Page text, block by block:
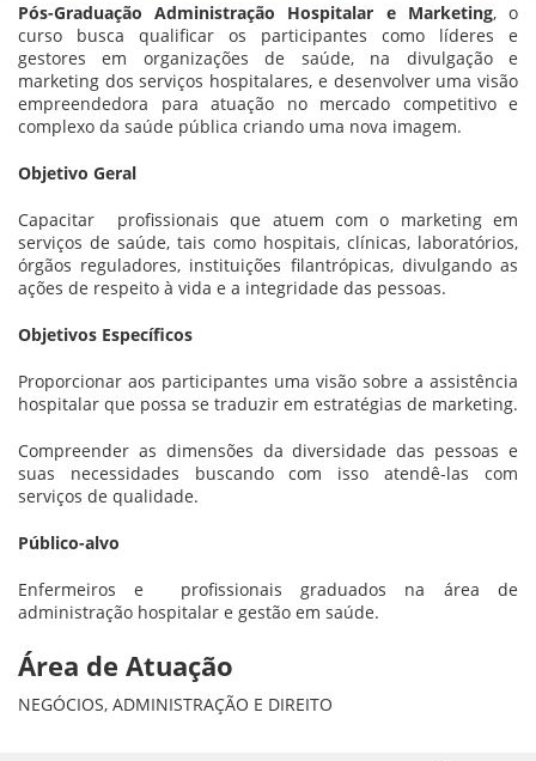
Pós-Graduação Administração Hospitalar e Marketing, o
curso busca qualificar os participantes como líderes e
gestores em organizações de saúde, na divulgação e
marketing dos serviços hospitalares, e desenvolver uma visão
empreendedora para atuação no mercado competitivo e
complexo da saúde pública criando uma nova imagem.
Objetivo Geral
Capacitar profissionais que atuem com o marketing em
serviços de saúde, tais como hospitais, clínicas, laboratórios,
órgãos reguladores, instituições filantrópicas, divulgando as
ações de respeito à vida e a integridade das pessoas.
Objetivos Específicos
Proporcionar aos participantes uma visão sobre a assistência
hospitalar que possa se traduzir em estratégias de marketing.
Compreender as dimensões da diversidade das pessoas e
suas necessidades buscando com isso atendê-las com
serviços de qualidade.
Público-alvo
Enfermeiros e profissionais graduados na área de
administração hospitalar e gestão em saúde.
Área de Atuação
NEGÓCIOS, ADMINISTRAÇÃO E DIREITO